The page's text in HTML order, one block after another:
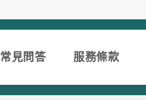
常見問答 服務條款